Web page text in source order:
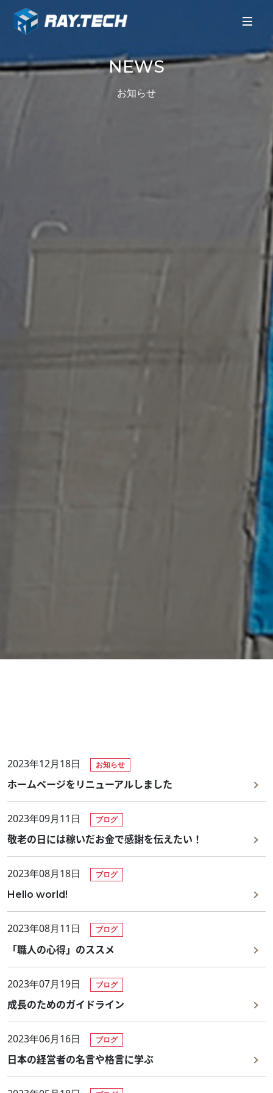
Home
Service
- 塗装工事 - リノベーション工事
About
会社概要
Works
NEWS
お知らせ
2023年12月18日 お知らせ
ホームページをリニューアルしました
2023年09月11日 ブログ
敬老の日には稼いだお金で感謝を伝えたい！
2023年08月18日 ブログ
Hello world!
2023年08月11日 ブログ
「職人の心得」のススメ
2023年07月19日 ブログ
成長のためのガイドライン
2023年06月16日 ブログ
日本の経営者の名言や格言に学ぶ